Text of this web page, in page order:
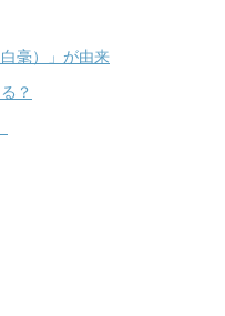
毫）」が由来
？